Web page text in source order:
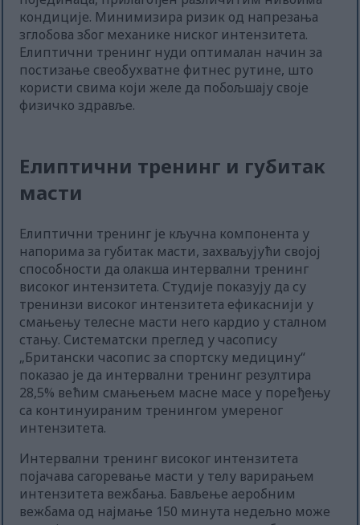
кондиције. Минимизира ризик од напрезања
зглобова због механике ниског интензитета.
Елиптични тренинг нуди оптималан начин за
постизање свеобухватне фитнес рутине, што
користи свима који желе да побољшају своје
физичко здравље.
Елиптични тренинг и губитак
масти
Елиптични тренинг је кључна компонента у
напорима за губитак масти, захваљујући својој
способности да олакша интервални тренинг
високог интензитета. Студије показују да су
тренинзи високог интензитета ефикаснији у
смањењу телесне масти него кардио у сталном
стању. Систематски преглед у часопису
„Британски часопис за спортску медицину“
показао је да интервални тренинг резултира
28,5% већим смањењем масне масе у поређењу
са континуираним тренингом умереног
интензитета.
Интервални тренинг високог интензитета
појачава сагоревање масти у телу варирањем
интензитета вежбања. Бављење аеробним
вежбама од најмање 150 минута недељно може